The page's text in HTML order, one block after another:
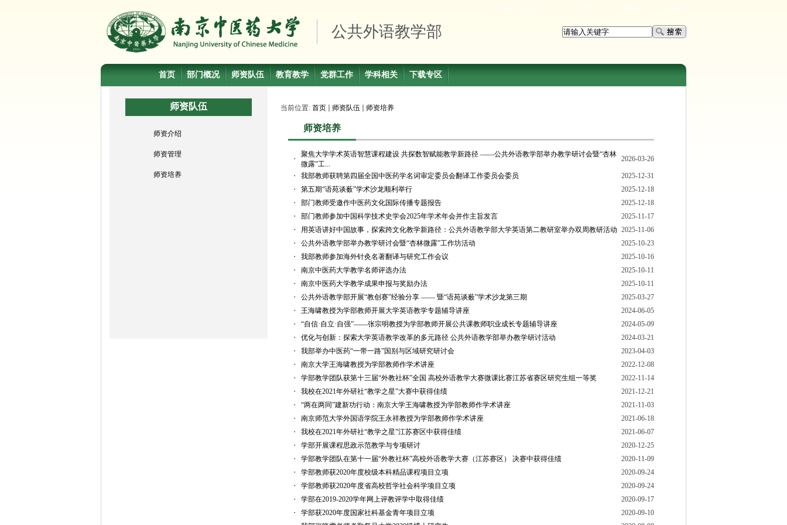
公共外语教学部
首页 部门概况 师资队伍 教育教学 党群工作 学科相关 下载专区
师资队伍
师资介绍
师资管理
师资培养
当前位置: 首页 师资队伍 师资培养
师资培养
・
聚焦大学学术英语智慧课程建设 共探数智赋能教学新路径 ——公共外语教学部举办教学研讨会暨“杏林
微露”工...
2026-03-26
・ 我部教师获聘第四届全国中医药学名词审定委员会翻译工作委员会委员
2025-12-31
・
第五期“语苑谈薮”学术沙龙顺利举行
2025-12-18
・
部门教师受邀作中医药文化国际传播专题报告
2025-12-18
・
部门教师参加中国科学技术史学会2025年学术年会并作主旨发言
2025-11-17
・
用英语讲好中国故事，探索跨文化教学新路径：公共外语教学部大学英语第二教研室举办双周教研活动 2025-11-06
・
公共外语教学部举办教学研讨会暨“杏林微露”工作坊活动
2025-10-23
・
我部教师参加海外针灸名著翻译与研究工作会议
2025-10-16
・
南京中医药大学教学名师评选办法
2025-10-11
・
南京中医药大学教学成果申报与奖励办法
2025-10-11
・
公共外语教学部开展“教创赛”经验分享 —— 暨“语苑谈薮”学术沙龙第三期
2025-03-27
・
王海啸教授为学部教师开展大学英语教学专题辅导讲座
2024-06-05
・
“自信·自立·自强”——张宗明教授为学部教师开展公共课教师职业成长专题辅导讲座
2024-05-09
・
优化与创新：探索大学英语教学改革的多元路径 公共外语教学部举办教学研讨活动
2024-03-21
・
我部举办中医药“一带一路”国别与区域研究研讨会
2023-04-03
・
南京大学王海啸教授为学部教师作学术讲座
2022-12-08
・
学部教学团队获第十三届“外教社杯”全国 高校外语教学大赛微课比赛江苏省赛区研究生组一等奖
2022-11-14
・
我校在2021年外研社“教学之星”大赛中获得佳绩
2021-12-21
・
“两在两同”建新功行动：南京大学王海啸教授为学部教师作学术讲座
2021-11-03
・
南京师范大学外国语学院王永祥教授为学部教师作学术讲座
2021-06-18
・
我校在2021年外研社“教学之星”江苏赛区中获得佳绩
2021-06-07
・
学部开展课程思政示范教学与专项研讨
2020-12-25
・
学部教学团队在第十一届“外教社杯”高校外语教学大赛（江苏赛区） 决赛中获得佳绩
2020-11-09
・
学部教师获2020年度校级本科精品课程项目立项
2020-09-24
・
学部教师获2020年度省高校哲学社会科学项目立项
2020-09-24
・
学部在2019-2020学年网上评教评学中取得佳绩
2020-09-17
・
学部获2020年度国家社科基金青年项目立项
2020-09-10